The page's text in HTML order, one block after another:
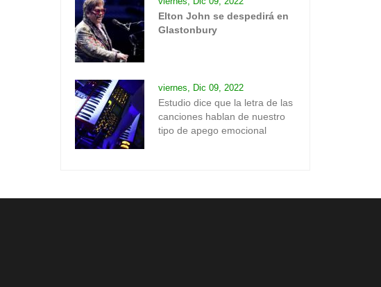
Elton John se despedirá en
Glastonbury
viernes, Dic 09, 2022
Estudio dice que la letra de las
canciones hablan de nuestro
tipo de apego emocional